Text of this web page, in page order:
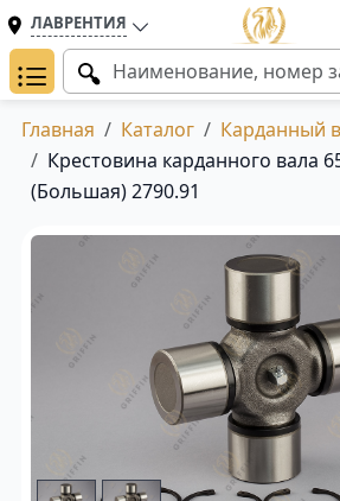
ЛАВРЕНТИЯ
Главная Каталог
Карданный
Крестовина карданного вала
(Большая) 2790.91